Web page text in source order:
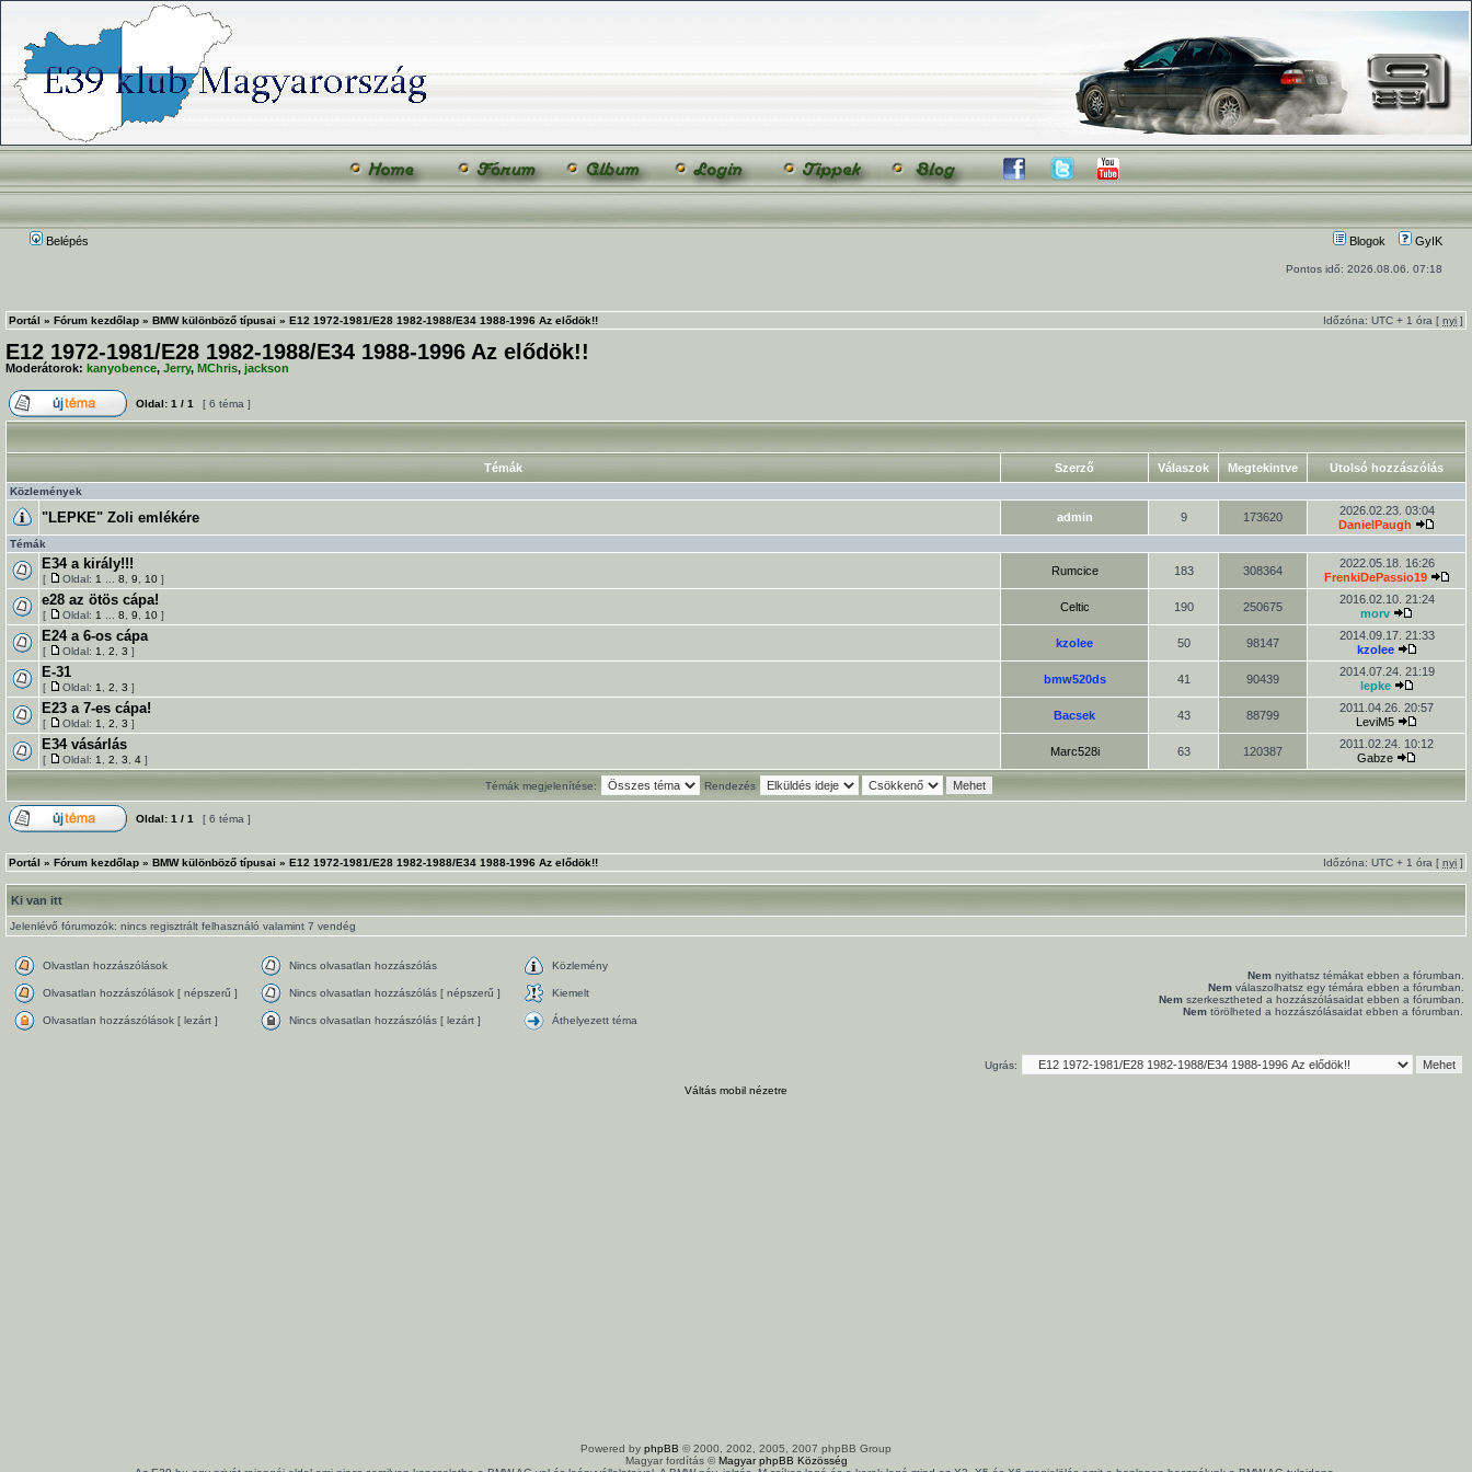
Belépés Blogok GyIK
Pontos idő: 2026.08.06. 07:18
Portál » Fórum kezdőlap » BMW különböző típusai » E12 1972-1981/E28 1982-1988/E34 1988-1996 Az elődök!! Időzóna: UTC + 1 óra [ nyi ]
E12 1972-1981/E28 1982-1988/E34 1988-1996 Az elődök!!
Moderátorok: kanyobence, Jerry, MChris, jackson
Oldal: 1 / 1 [ 6 téma ]
Témák Szerző Válaszok Megtekintve Utolsó hozzászólás
Közlemények
"LEPKE" Zoli emlékére admin 9 173620
2026.02.23. 03:04
DanielPaugh
Témák
E34 a király!!!
[ Oldal: 1 8 9 10 ]
Rumcice 183 308364
2022.05.18. 16:26
FrenkiDePassio19
e28 az ötös cápa!
[ Oldal: 1 8 9 10 ]
Celtic 190 250675
2016.02.10. 21:24
morv
E24 a 6-os cápa
[ Oldal: 1 2 3 ]
kzolee 50 98147
2014.09.17. 21:33
kzolee
E-31
[ Oldal: 1 2 3 ]
bmw520ds 41 90439
2014.07.24. 21:19
lepke
E23 a 7-es cápa!
[ Oldal: 1 2 3 ]
Bacsek 43 88799
2011.04.26. 20:57
LeviM5
E34 vásárlás
[ Oldal: 1 2 3 4 ]
Marc528i 63 120387
2011.02.24. 10:12
Gabze
Témák megjelenítése: Rendezés
Oldal: 1 / 1 [ 6 téma ]
Portál » Fórum kezdőlap » BMW különböző típusai » E12 1972-1981/E28 1982-1988/E34 1988-1996 Az elődök!! Időzóna: UTC + 1 óra [ nyi ]
Ki van itt
Jelenlévő fórumozók: nincs regisztrált felhasználó valamint 7 vendég
Olvastlan hozzászólások Nincs olvasatlan hozzászólás Közlemény
Olvasatlan hozzászólások [ népszerű ] Nincs olvasatlan hozzászólás [ népszerű ] Kiemelt
Olvasatlan hozzászólások [ lezárt ] Nincs olvasatlan hozzászólás [ lezárt ] Áthelyezett téma
Nem nyithatsz témákat ebben a fórumban.
Nem válaszolhatsz egy témára ebben a fórumban.
Nem szerkesztheted a hozzászólásaidat ebben a fórumban.
Nem törölheted a hozzászólásaidat ebben a fórumban.
Ugrás:
Váltás mobil nézetre
Powered by phpBB © 2000, 2002, 2005, 2007 phpBB Group
Magyar fordítás ©Magyar phpBB Közösség